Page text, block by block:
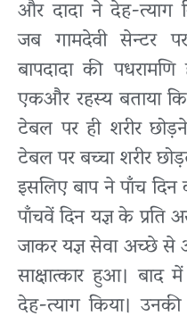
और दादा ने देह-त्याग
जब गामदेवी सेन्टर
बापदादा की पधरामणि
एकऔर रहस्य बताया
टेबल पर ही शरीर
टेबल पर बच्चा शरीर
इसलिए बाप ने पाँच दिन
पाँचवें दिन यज्ञ के प्रति
जाकर यज्ञ सेवाअच्छे से
साक्षात्कार हुआ।
देह-त्याग किया।